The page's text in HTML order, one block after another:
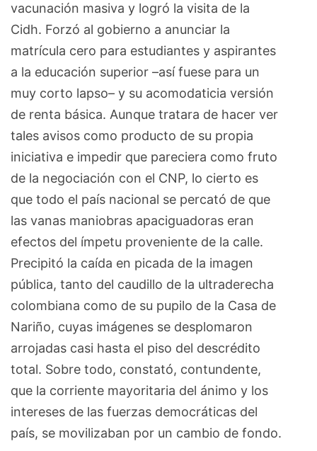
vacunación masiva y logró la visita de la
Cidh. Forzó al gobierno a anunciar la
matrícula cero para estudiantes y aspirantes
a la educación superior –así fuese para un
muy corto lapso– y su acomodaticia versión
de renta básica. Aunque tratara de hacer ver
tales avisos como producto de su propia
iniciativa e impedir que pareciera como fruto
de la negociación con el CNP, lo cierto es
que todo el país nacional se percató de que
las vanas maniobras apaciguadoras eran
efectos del ímpetu proveniente de la calle.
Precipitó la caída en picada de la imagen
pública, tanto del caudillo de la ultraderecha
colombiana como de su pupilo de la Casa de
Nariño, cuyas imágenes se desplomaron
arrojadas casi hasta el piso del descrédito
total. Sobre todo, constató, contundente,
que la corriente mayoritaria del ánimo y los
intereses de las fuerzas democráticas del
país, se movilizaban por un cambio de fondo.